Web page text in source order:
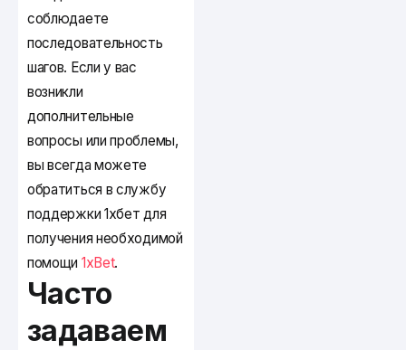
соблюдаете
последовательность
шагов. Если у вас
возникли
дополнительные
вопросы или проблемы,
вы всегда можете
обратиться в службу
поддержки 1хбет для
получения необходимой
помощи 1xBet.
Часто
задаваем